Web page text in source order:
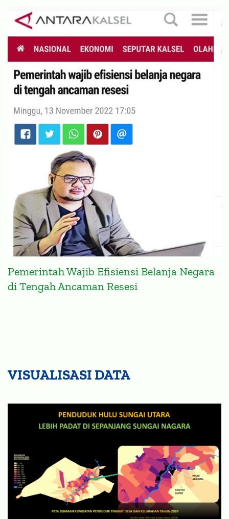
Pemerintah Wajib Efisiensi Belanja Negara
di Tengah Ancaman Resesi
VISUALISASI DATA